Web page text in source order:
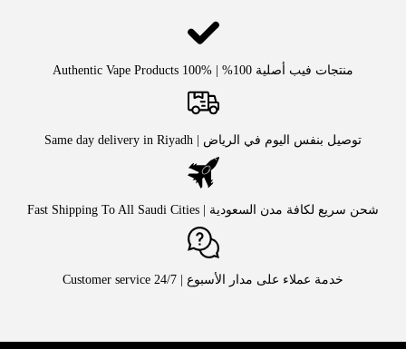
منتجات فيب أصلية 100% | Authentic Vape Products 100%
توصيل بنفس اليوم في الرياض | Same day delivery in Riyadh
شحن سريع لكافة مدن السعودية | Fast Shipping To All Saudi Cities
خدمة عملاء على مدار الأسبوع | Customer service 24/7